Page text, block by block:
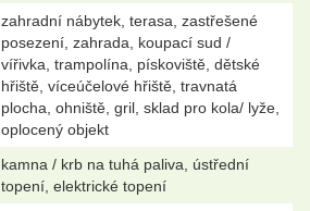
zahradní nábytek, terasa, zastřešené
posezení, zahrada, koupací sud /
vířivka, trampolína, pískoviště, dětské
hřiště, víceúčelové hřiště, travnatá
plocha, ohniště, gril, sklad pro kola/ lyže,
oplocený objekt
kamna / krb na tuhá paliva, ústřední
topení, elektrické topení